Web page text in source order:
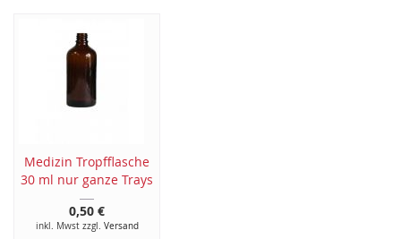
Medizin Tropfflasche
30 ml nur ganze Trays
0,50 €
inkl. Mwst zzgl. Versand